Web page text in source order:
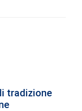
tradizione